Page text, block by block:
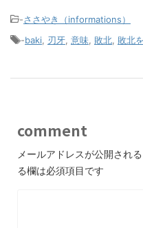
-ささやき（informations）
-baki 刃牙 意味 敗北 敗北
comment
メールアドレスが公開され
る欄は必須項目です